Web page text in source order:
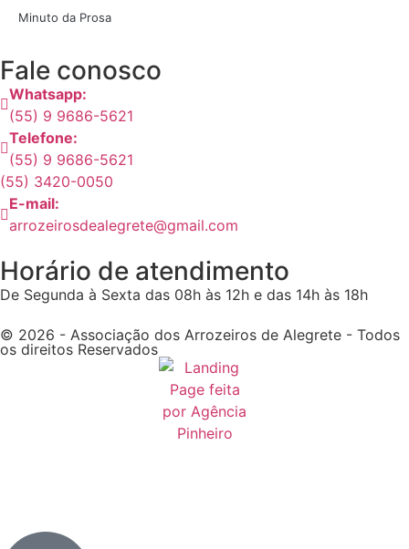
Minuto da Prosa
Fale conosco
Whatsapp:
(55) 9 9686-5621
Telefone:
(55) 9 9686-5621
(55) 3420-0050
E-mail:
arrozeirosdealegrete@gmail.com
Horário de atendimento
De Segunda à Sexta das 08h às 12h e das 14h às 18h
© 2026 - Associação dos Arrozeiros de Alegrete - Todos
os direitos Reservados